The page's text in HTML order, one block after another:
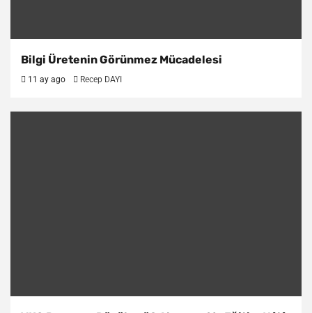
Bilgi Üretenin Görünmez Mücadelesi
11 ay ago Recep DAYI